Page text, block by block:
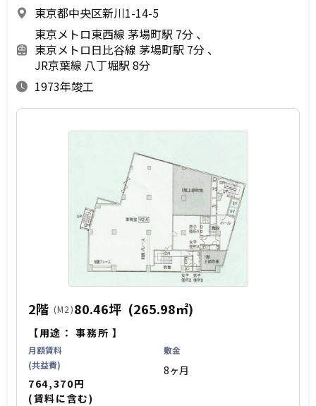
東京都中央区新川1-14-5
東京メトロ東西線 茅場町駅 7分
東京メトロ日比谷線 茅場町駅 7分
JR京葉線 八丁堀駅 8分
1973年竣工
2階 (M2)80.46坪 (265.98㎡)
【用途：事務所 】
月額賃料
(共益費)
764,370円
(賃料に含む)
敷金
8ヶ月